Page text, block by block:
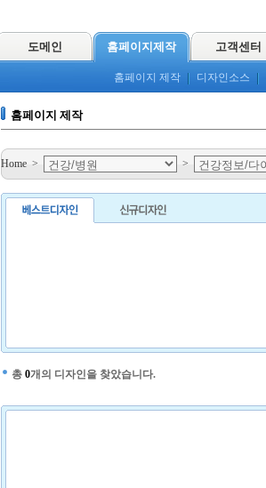
도메인 홈페이지제작 고객센터
홈페이지 제작 디자인소스
홈페이지 제작
Home > >
총 0개의 디자인을 찾았습니다.